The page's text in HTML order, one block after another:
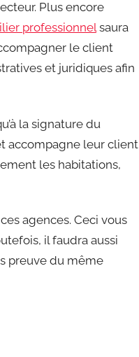
Plus encore
professionnelsaura
le client
et juridiques afin
la signature du
accompagne leur client
les habitations,
agences. Ceci vous
il faudra aussi
preuve du même